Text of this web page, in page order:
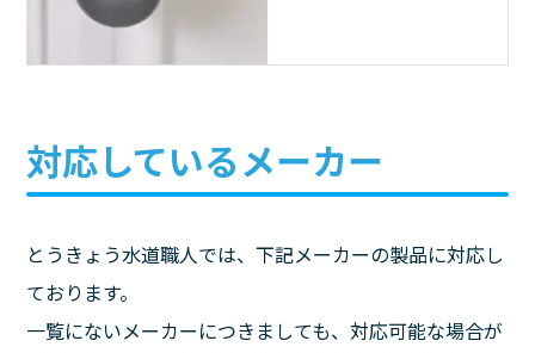
対応しているメーカー
とうきょう水道職人では、下記メーカーの製品に対応し
ております。
一覧にないメーカーにつきましても、対応可能な場合が